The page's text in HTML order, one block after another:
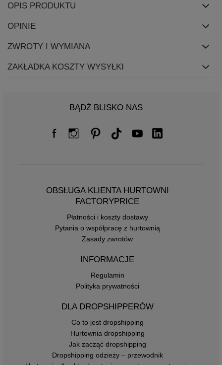
OPIS PRODUKTU
OPINIE
ZWROTY I WYMIANA
ZAKŁADKA KOSZTY WYSYŁKI
BĄDŹ BLISKO NAS
OBSŁUGA KLIENTA HURTOWNI
FACTORYPRICE
Płatności i koszty dostawy
Pytania o współpracę z hurtownią
Zasady zwrotów
INFORMACJE
Regulamin
Polityka prywatności
DLA DROPSHIPPERÓW
Co to jest dropshipping
Hurtownia dropshipping
Jak zacząć dropshipping
Dropshipping odzieży – przewodnik